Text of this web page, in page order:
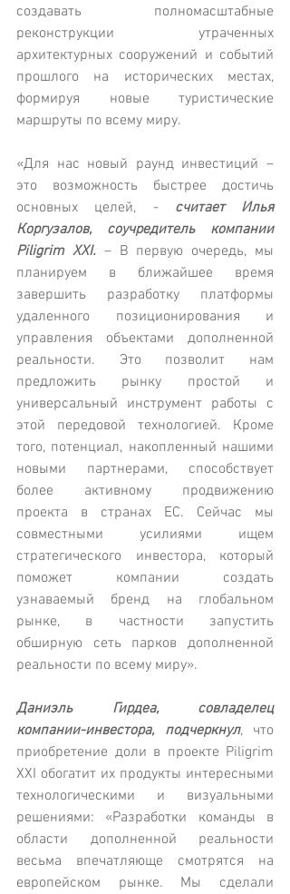
создавать полномасштабные
реконструкции утраченных
архитектурных сооружений и событий
прошлого на исторических местах,
формируя новые туристические
маршруты по всему миру.
«Для нас новый раунд инвестиций –
это возможность быстрее достичь
основных целей, - считает Илья
Коргузалов, соучредитель компании
Piligrim XXI. – В первую очередь, мы
планируем в ближайшее время
завершить разработку платформы
удаленного позиционирования и
управления объектами дополненной
реальности. Это позволит нам
предложить рынку простой и
универсальный инструмент работы с
этой передовой технологией. Кроме
того, потенциал, накопленный нашими
новыми партнерами, способствует
более активному продвижению
проекта в странах ЕС. Сейчас мы
совместными усилиями ищем
стратегического инвестора, который
поможет компании создать
узнаваемый бренд на глобальном
рынке, в частности запустить
обширную сеть парков дополненной
реальности по всему миру».
Даниэль Гирдеа, совладелец
компании-инвестора, подчеркнул, что
приобретение доли в проекте Piligrim
XXI обогатит их продукты интересными
технологическими и визуальными
решениями: «Разработки команды в
области дополненной реальности
весьма впечатляюще смотрятся на
европейском рынке. Мы сделали